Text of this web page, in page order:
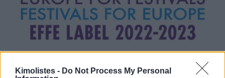
Kimolistes - Do Not Process My Personal